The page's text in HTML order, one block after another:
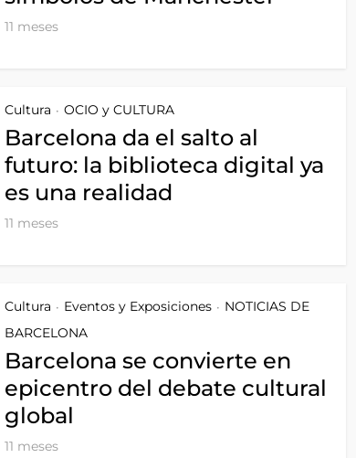
11 meses
Cultura • OCIO y CULTURA
Barcelona da el salto al
futuro: la biblioteca digital ya
es una realidad
11 meses
Cultura • Eventos y Exposiciones • NOTICIAS DE
BARCELONA
Barcelona se convierte en
epicentro del debate cultural
global
11 meses